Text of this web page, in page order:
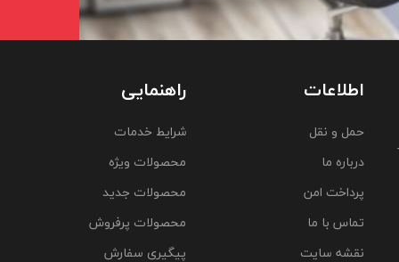
اطلاعات
حمل و نقل
درباره ما
پرداخت امن
تماس با ما
نقشه سایت
راهنمایی
شرایط خدمات
محصولات ویژه
محصولات جدید
محصولات پرفروش
پیگیری سفارش